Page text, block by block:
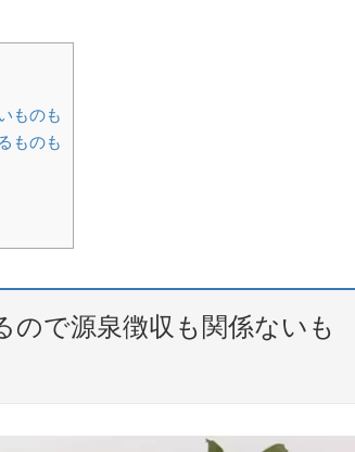
ものも
ものも
ので源泉徴収も関係ないも